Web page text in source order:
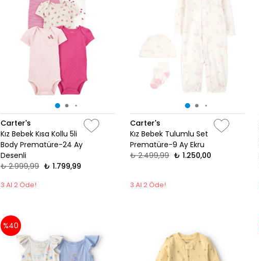
Carter's
Kız Bebek Kısa Kollu 5li
Body Prematüre-24 Ay
Desenli
₺ 2.999,99 ₺ 1.799,99
3 Al 2 Öde!
Carter's
Kız Bebek Tulumlu Set
Prematüre-9 Ay Ekru
₺ 2.499,99 ₺ 1.250,00
3 Al 2 Öde!
%40